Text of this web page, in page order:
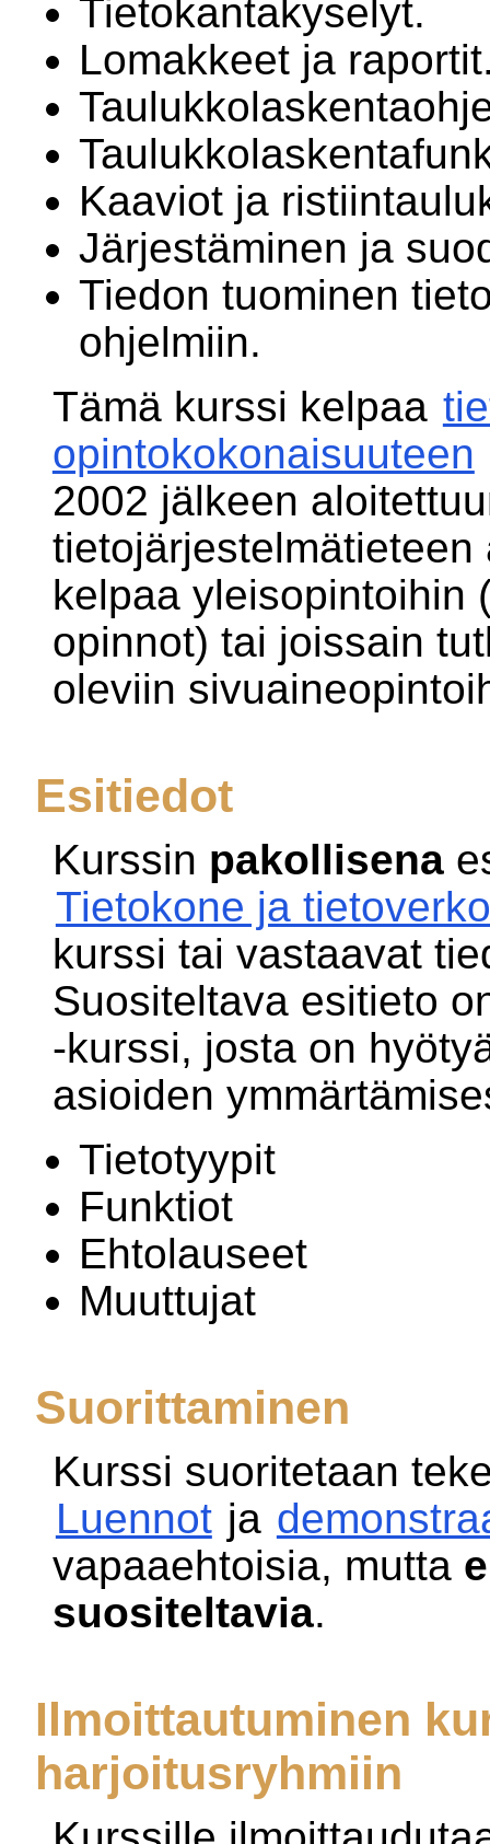
Tietokantakyselyt.
Lomakkeet ja
Kaaviot ja
Järjestäminen ja
Tiedon tuominen
ohjelmiin.
Tämä kurssi kelpaa
opintokokonaisuuteen
2002 jälkeen
kelpaa yleisopintoihin
opinnot) tai joissain
oleviin
Esitiedot
Kurssin pakollisena
Tietokone ja
kurssi tai vastaavat
Suositeltava esitieto
-kurssi, josta on
asioiden
Tietotyypit
Funktiot
Ehtolauseet
Muuttujat
Suorittaminen
Kurssi suoritetaan
Luennot ja
vapaaehtoisia, mutta
suositeltavia.
Ilmoittautuminen
harjoitusryhmiin